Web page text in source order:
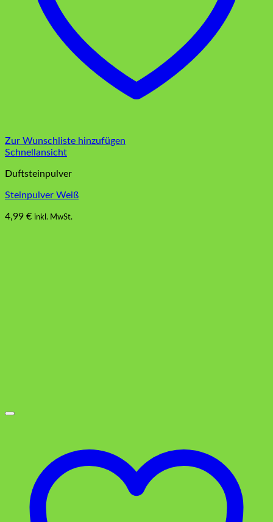
Zur Wunschliste hinzufügen
Schnellansicht
Duftsteinpulver
Steinpulver Weiß
4,99 € inkl. MwSt.